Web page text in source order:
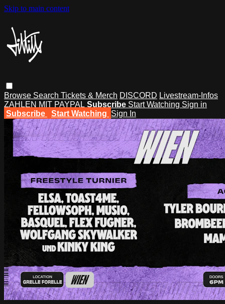
Skip to main content
Browse Search Tickets & Merch DISCORD Livestream-Infos
ZAHLEN MIT PAYPAL Subscribe Start Watching Sign in
Subscribe
Start Watching Sign In